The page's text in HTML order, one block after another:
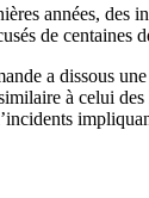
années, des
de centaines
a dissous
à celui